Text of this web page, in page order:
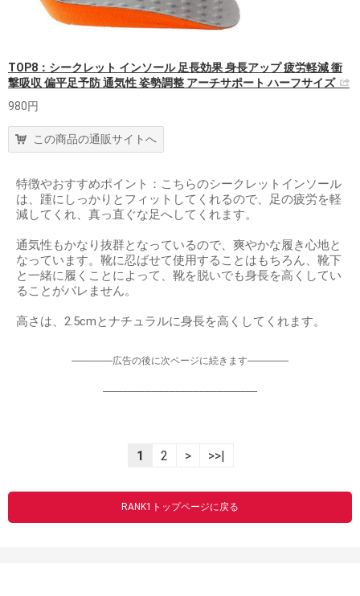
TOP8：シークレット インソール 足長効果 身長アップ 疲労軽減 衝
撃吸収 偏平足予防 通気性 姿勢調整 アーチサポート ハーフサイズ
980円
この商品の通販サイトへ
特徴やおすすめポイント：こちらのシークレットインソール
は、踵にしっかりとフィットしてくれるので、足の疲労を軽
減してくれ、真っ直ぐな足へしてくれます。
通気性もかなり抜群となっているので、爽やかな履き心地と
なっています。靴に忍ばせて使用することはもちろん、靴下
と一緒に履くことによって、靴を脱いでも身長を高くしてい
ることがバレません。
高さは、2.5cmとナチュラルに身長を高くしてくれます。
-----------------広告の後に次ページに続きます-----------------
----------------------------------------------------------------
1 2 > >>|
RANK1トップページに戻る